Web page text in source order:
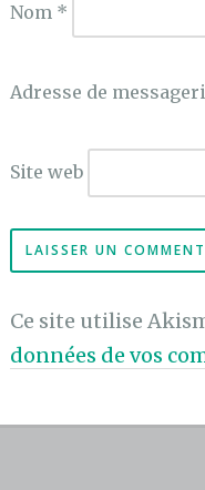
Nom *
Adresse de
Site web
Ce site utilise
données de vos